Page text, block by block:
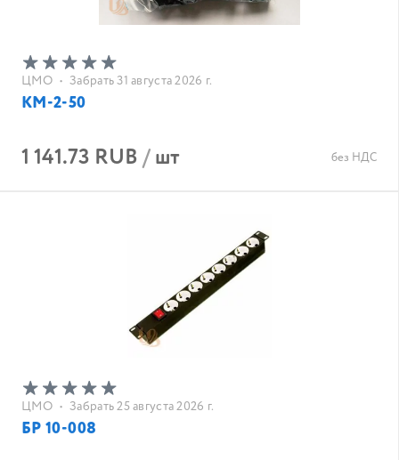
ЦМО • Забрать 31 августа 2026 г.
КМ-2-50
1 141.73 RUB/шт без НДС
ЦМО • Забрать 25 августа 2026 г.
БР 10-008